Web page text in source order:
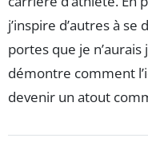
j’inspire d’autres à se
portes que je
démontre comment
devenir un atout